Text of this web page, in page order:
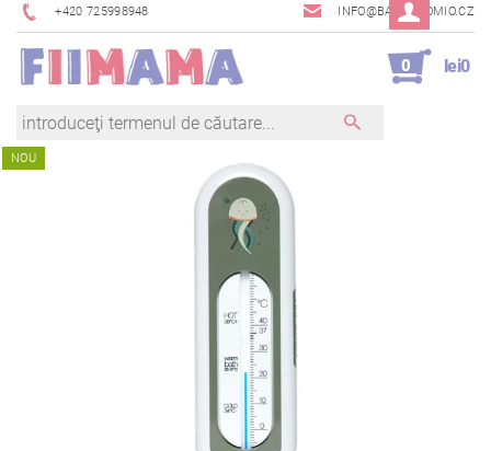
+420 725998948 INFO@BAMBINOMIO.CZ
0 lei0
NOU